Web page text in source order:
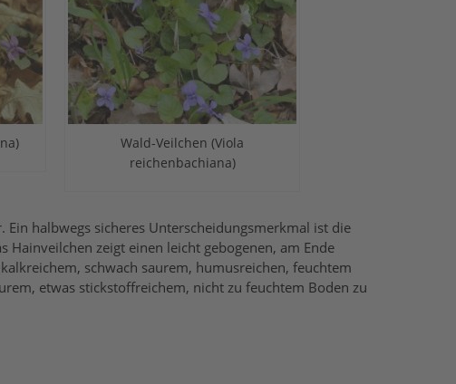
Wald-Veilchen (Viola
reichenbachiana)
halbwegs sicheres Unterscheidungsmerkmal ist die
zeigt einen leicht gebogenen, am Ende
schwach saurem, humusreichen, feuchtem
etwas stickstoffreichem, nicht zu feuchtem Boden zu